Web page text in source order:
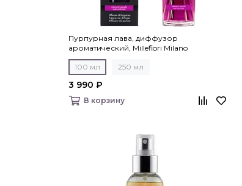
Пурпурная лава, диффузор
ароматический, Millefiori Milano
100 мл 250 мл
3 990 ₽
В корзину